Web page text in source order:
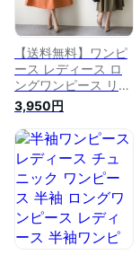
【送料無料】ワンピ
ース レディース ロ
ングワンピース リネ
ンワンピース ロング
マキシ丈 Aライン コ
ットン リネン 綿麻
麻 大人 きれいめ リ
ゾート カジュアル
ミモレ丈 長袖 大き
いサイズ 春 夏 秋 秋
冬 体型カバー ゆっ
たり ナチュラル シ
ンプル 無地
3,950円